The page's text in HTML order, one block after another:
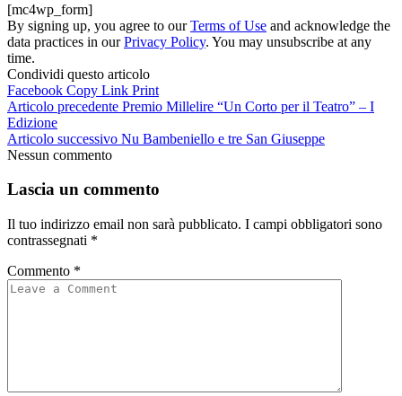
[mc4wp_form]
By signing up, you agree to ourTerms of Use and acknowledge the
data practices in ourPrivacy Policy. You may unsubscribe at any
time.
Condividi questo articolo
Facebook Copy Link Print
Articolo precedente Premio Millelire “Un Corto per il Teatro” – I
Edizione
Articolo successivo Nu Bambeniello e tre San Giuseppe
Nessun commento
Lascia un commento
Il tuo indirizzo email non sarà pubblicato. I campi obbligatori sono
contrassegnati *
Commento *